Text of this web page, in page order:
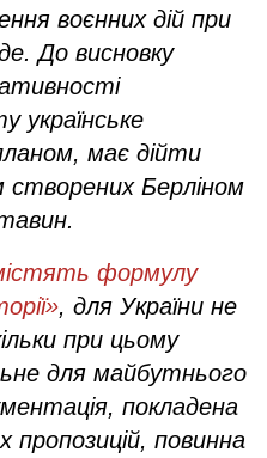
воєнних дій при
До висновку
українське
має дійти
Берліном
формулу
, для України не
при цьому
для майбутнього
покладена
пропозицій, повинна